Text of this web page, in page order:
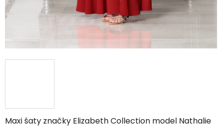
Maxi šaty značky Elizabeth Collection model Nathalie